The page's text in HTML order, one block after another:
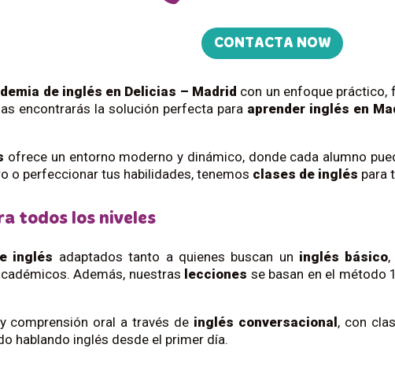
CONTACTA NOW
de inglés en Delicias – Madrid con un enfoque práctico,
encontrarás la solución perfecta para aprender inglés en
ofrece un entorno moderno y dinámico, donde cada alumno
o perfeccionar tus habilidades, tenemos clases de inglés para
todos los niveles
inglés adaptados tanto a quienes buscan un inglés básico
Además, nuestras lecciones se basan en el método
comprensión oral a través de inglés conversacional, con
hablando inglés desde el primer día.